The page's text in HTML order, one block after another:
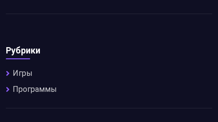
Рубрики
Игры
Программы